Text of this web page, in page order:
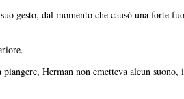
gesto, dal momento che causò una forte
Herman non emetteva alcun